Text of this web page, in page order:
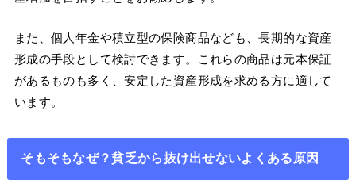
また、個人年金や積立型の保険商品なども、長期的な資産
形成の手段として検討できます。これらの商品は元本保証
があるものも多く、安定した資産形成を求める方に適して
います。
そもそもなぜ？貧乏から抜け出せないよくある原因